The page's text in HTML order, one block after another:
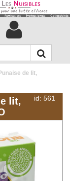
de lit,
id: 561
lit,